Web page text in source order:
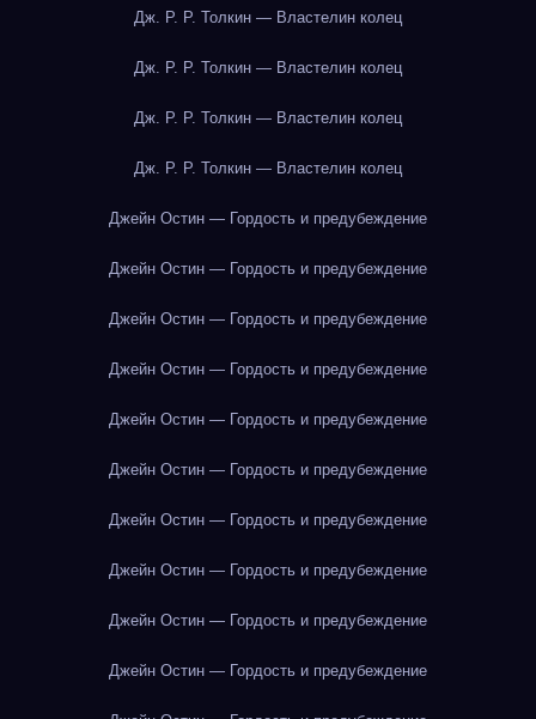
Дж. Р. Р. Толкин — Властелин колец
Дж. Р. Р. Толкин — Властелин колец
Дж. Р. Р. Толкин — Властелин колец
Дж. Р. Р. Толкин — Властелин колец
Джейн Остин — Гордость и предубеждение
Джейн Остин — Гордость и предубеждение
Джейн Остин — Гордость и предубеждение
Джейн Остин — Гордость и предубеждение
Джейн Остин — Гордость и предубеждение
Джейн Остин — Гордость и предубеждение
Джейн Остин — Гордость и предубеждение
Джейн Остин — Гордость и предубеждение
Джейн Остин — Гордость и предубеждение
Джейн Остин — Гордость и предубеждение